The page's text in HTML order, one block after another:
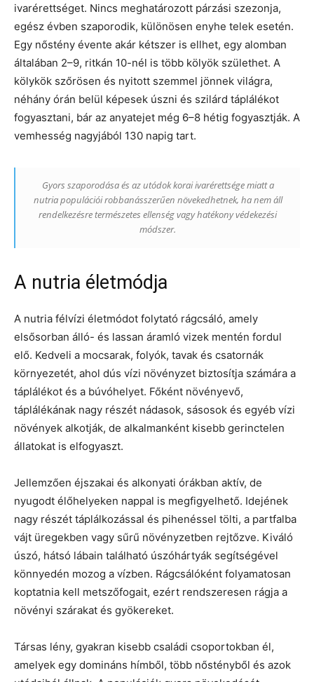
ivarérettséget. Nincs meghatározott párzási szezonja,
egész évben szaporodik, különösen enyhe telek esetén.
Egy nőstény évente akár kétszer is ellhet, egy alomban
általában 2–9, ritkán 10-nél is több kölyök születhet. A
kölykök szőrösen és nyitott szemmel jönnek világra,
néhány órán belül képesek úszni és szilárd táplálékot
fogyasztani, bár az anyatejet még 6–8 hétig fogyasztják. A
vemhesség nagyjából 130 napig tart.
Gyors szaporodása és az utódok korai ivarérettsége miatt a
nutria populációi robbanásszerűen növekedhetnek, ha nem áll
rendelkezésre természetes ellenség vagy hatékony védekezési
módszer.
A nutria életmódja
A nutria félvízi életmódot folytató rágcsáló, amely
elsősorban álló- és lassan áramló vizek mentén fordul
elő. Kedveli a mocsarak, folyók, tavak és csatornák
környezetét, ahol dús vízi növényzet biztosítja számára a
táplálékot és a búvóhelyet. Főként növényevő,
táplálékának nagy részét nádasok, sásosok és egyéb vízi
növények alkotják, de alkalmanként kisebb gerinctelen
állatokat is elfogyaszt.
Jellemzően éjszakai és alkonyati órákban aktív, de
nyugodt élőhelyeken nappal is megfigyelhető. Idejének
nagy részét táplálkozással és pihenéssel tölti, a partfalba
vájt üregekben vagy sűrű növényzetben rejtőzve. Kiváló
úszó, hátsó lábain található úszóhártyák segítségével
könnyedén mozog a vízben. Rágcsálóként folyamatosan
koptatnia kell metszőfogait, ezért rendszeresen rágja a
növényi szárakat és gyökereket.
Társas lény, gyakran kisebb családi csoportokban él,
amelyek egy domináns hímből, több nőstényből és azok